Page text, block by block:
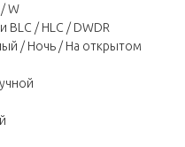
W
BLC / HLC / DWDR
/ Ночь / На открытом